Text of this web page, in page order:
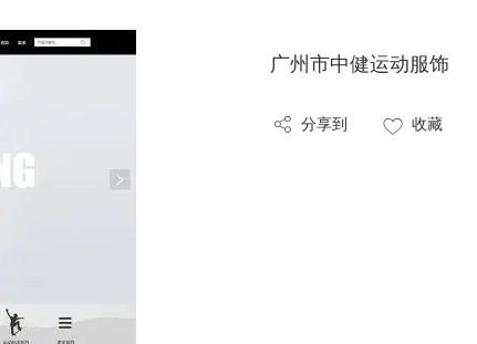
广州市中健运动服饰
分享到 收藏